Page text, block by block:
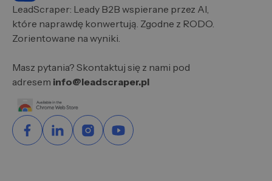
LeadScraper: Leady B2B wspierane przez AI,
które naprawdę konwertują. Zgodne z RODO.
Zorientowane na wyniki.
Masz pytania? Skontaktuj się z nami pod
adresem info@leadscraper.pl